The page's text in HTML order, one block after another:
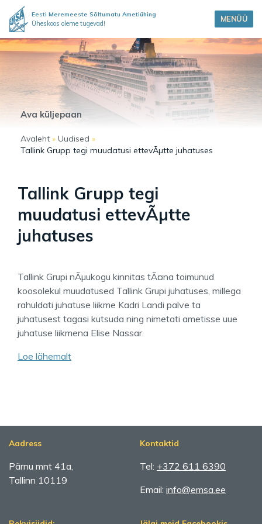
Eesti Meremeeste Sõltumatu Ametiühing
Üheskoos oleme tugevad! MENÜÜ
Ava küljepaan
Avaleht » Uudised »
Tallink Grupp tegi muudatusi ettevÃµtte juhatuses
Tallink Grupp tegi
muudatusi ettevÃµtte
juhatuses
Tallink Grupi nÃµukogu kinnitas tÃ¤na toimunud
koosolekul muudatused Tallink Grupi juhatuses, millega
rahuldati juhatuse liikme Kadri Landi palve ta
juhatusest tagasi kutsuda ning nimetati ametisse uue
juhatuse liikmena Elise Nassar.
Loe lähemalt
Aadress
Pärnu mnt 41a,
Tallinn 10119
Kontaktid
Tel: +372 611 6390
Email: info@emsa.ee